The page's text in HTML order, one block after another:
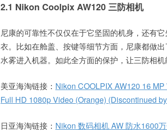
2.1 Nikon Coolpix AW120 三防相机
尼康的可靠性不仅仅在于它坚固的机身，还有
衣。比如在舱盖、按键等细节方面，尼康都做
水雾进入机器。如此全方面的保护，让三防相机
美亚海淘链接： Nikon COOLPIX AW120 16
Full HD 1080p Video (Orange) (Discontinued
日亚海淘链接： Nikon 数码相机 AW 防水1600